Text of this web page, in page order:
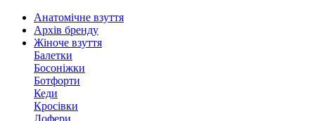
Анатомічне взуття
Архів бренду
Жіноче взуття
Балетки
Босоніжки
Ботфорти
Кеди
Кросівки
Лофери